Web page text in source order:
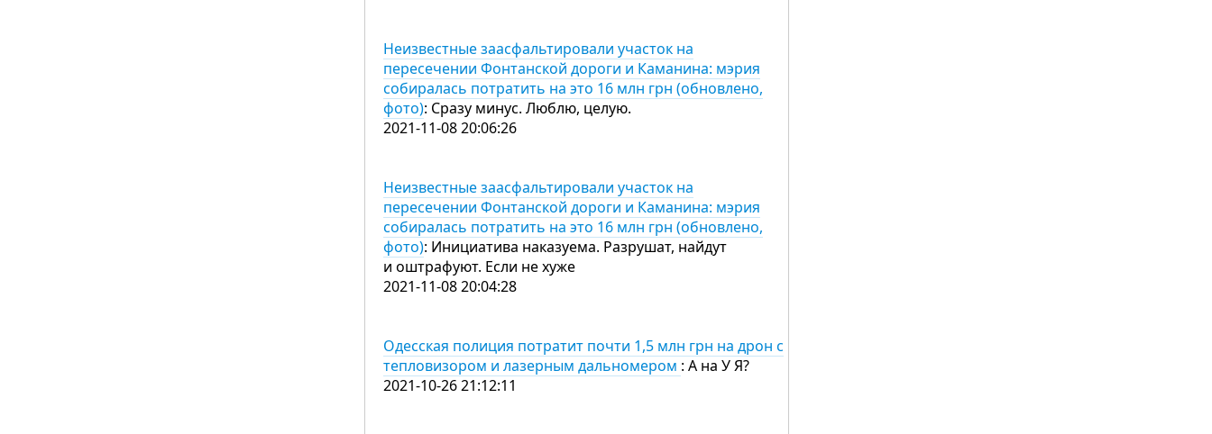
Неизвестные заасфальтировали участок на
пересечении Фонтанской дороги и Каманина: мэрия
собиралась потратить на это 16 млн грн (обновлено,
фото): Сразу минус. Люблю, целую.
2021-11-08 20:06:26
Неизвестные заасфальтировали участок на
пересечении Фонтанской дороги и Каманина: мэрия
собиралась потратить на это 16 млн грн (обновлено,
фото): Инициатива наказуема. Разрушат, найдут
и оштрафуют. Если не хуже
2021-11-08 20:04:28
Одесская полиция потратит почти 1,5 млн грн на дрон с
тепловизором и лазерным дальномером : А на У Я?
2021-10-26 21:12:11